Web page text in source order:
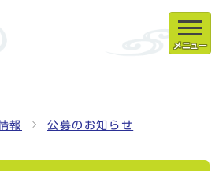
メニュー
報 公募のお知らせ